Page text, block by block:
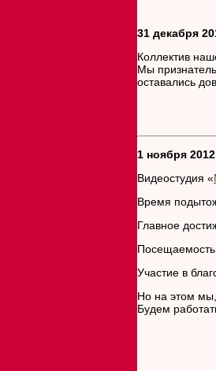
31 декабря
Коллектив
Мы
оставались
1 ноября 2012
Видеостудия «
Время
Главное
Посещаемость
Участие в
Но на этом мы,
Будем